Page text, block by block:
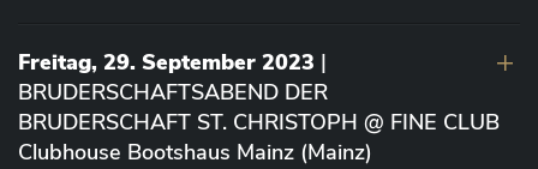
Freitag, 29. September 2023 |
BRUDERSCHAFTSABEND DER
BRUDERSCHAFT ST. CHRISTOPH @ FINE CLUB
Clubhouse Bootshaus Mainz (Mainz)